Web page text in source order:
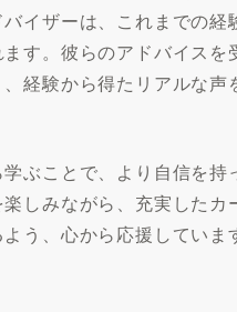
イザーは、これまでの
す。彼らのアドバイス
経験から得たリアルな
ぶことで、より自信を
しみながら、充実した
う、心から応援していま